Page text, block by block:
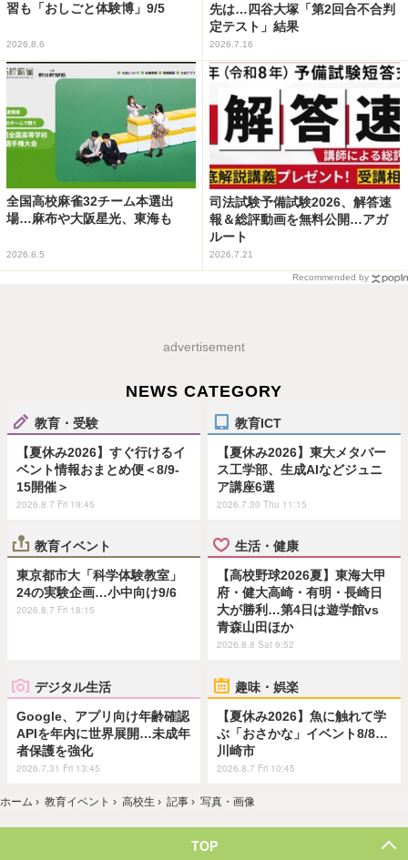
習も「おしごと体験博」9/5
2026.8.6
先は…四谷大塚「第2回合不合判
定テスト」結果
2026.7.16
全国高校麻雀32チーム本選出
場…麻布や大阪星光、東海も
2026.8.5
司法試験予備試験2026、解答速
報＆総評動画を無料公開…アガ
ルート
2026.7.21
Recommended by
advertisement
NEWS CATEGORY
教育・受験
【夏休み2026】すぐ行けるイ
ベント情報おまとめ便＜8/9-
15開催＞
2026.8.7 Fri 19:45
教育ICT
【夏休み2026】東大メタバー
ス工学部、生成AIなどジュニ
ア講座6選
2026.7.30 Thu 11:15
教育イベント
東京都市大「科学体験教室」
24の実験企画…小中向け9/6
2026.8.7 Fri 18:15
生活・健康
【高校野球2026夏】東海大甲
府・健大高崎・有明・長崎日
大が勝利…第4日は遊学館vs
青森山田ほか
2026.8.8 Sat 9:52
デジタル生活
Google、アプリ向け年齢確認
APIを年内に世界展開…未成年
者保護を強化
2026.7.31 Fri 13:45
趣味・娯楽
【夏休み2026】魚に触れて学
ぶ「おさかな」イベント8/8…
川崎市
2026.8.7 Fri 10:45
ホーム › 教育イベント › 高校生 › 記事 › 写真・画像
TOP